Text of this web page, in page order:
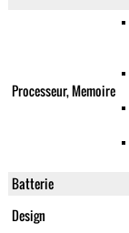
Processeur, Memoire
Batterie
Design